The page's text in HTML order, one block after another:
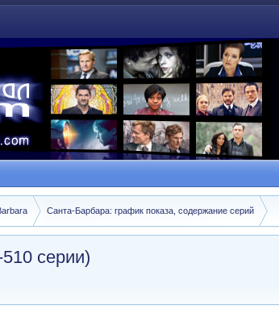
Санта-Барбара: график показа, содержание серий
серии)